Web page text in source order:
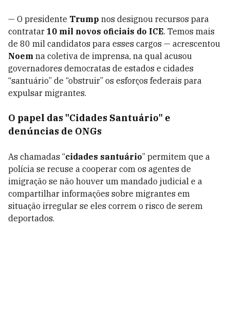
— O presidente Trump nos designou recursos para
contratar 10 mil novos oficiais do ICE. Temos mais
de 80 mil candidatos para esses cargos — acrescentou
Noem na coletiva de imprensa, na qual acusou
governadores democratas de estados e cidades
“santuário” de “obstruir” os esforços federais para
expulsar migrantes.
O papel das "Cidades Santuário" e
denúncias de ONGs
As chamadas “cidades santuário” permitem que a
polícia se recuse a cooperar com os agentes de
imigração se não houver um mandado judicial e a
compartilhar informações sobre migrantes em
situação irregular se eles correm o risco de serem
deportados.